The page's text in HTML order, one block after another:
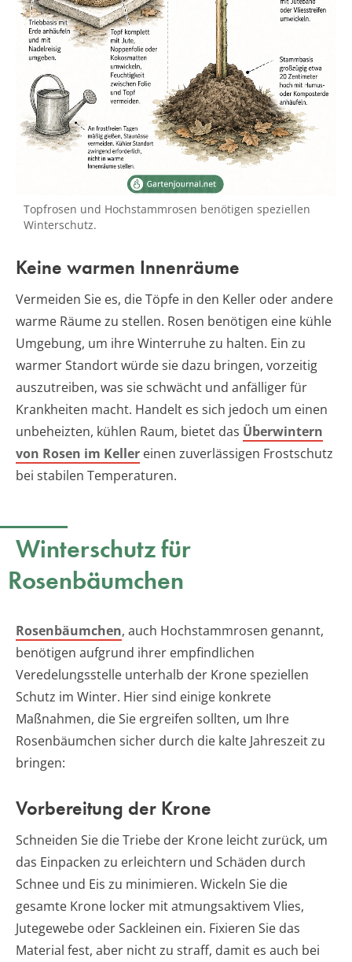
Topfrosen und Hochstammrosen benötigen speziellen
Winterschutz.
Keine warmen Innenräume
Vermeiden Sie es, die Töpfe in den Keller oder andere
warme Räume zu stellen. Rosen benötigen eine kühle
Umgebung, um ihre Winterruhe zu halten. Ein zu
warmer Standort würde sie dazu bringen, vorzeitig
auszutreiben, was sie schwächt und anfälliger für
Krankheiten macht. Handelt es sich jedoch um einen
unbeheizten, kühlen Raum, bietet das Überwintern
von Rosen im Keller einen zuverlässigen Frostschutz
bei stabilen Temperaturen.
Winterschutz für
Rosenbäumchen
Rosenbäumchen, auch Hochstammrosen genannt,
benötigen aufgrund ihrer empfindlichen
Veredelungsstelle unterhalb der Krone speziellen
Schutz im Winter. Hier sind einige konkrete
Maßnahmen, die Sie ergreifen sollten, um Ihre
Rosenbäumchen sicher durch die kalte Jahreszeit zu
bringen:
Vorbereitung der Krone
Schneiden Sie die Triebe der Krone leicht zurück, um
das Einpacken zu erleichtern und Schäden durch
Schnee und Eis zu minimieren. Wickeln Sie die
gesamte Krone locker mit atmungsaktivem Vlies,
Jutegewebe oder Sackleinen ein. Fixieren Sie das
Material fest, aber nicht zu straff, damit es auch bei